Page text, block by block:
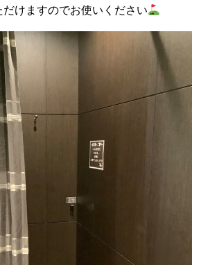
だけますのでお使いください